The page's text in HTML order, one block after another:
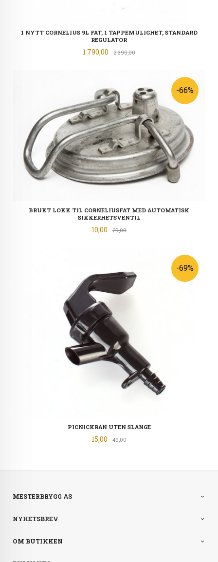
1 NYTT CORNELIUS 9L FAT, 1 TAPPEMULIGHET, STANDARD
REGULATOR
Tilbud
1 790,00 2 390,00Rabatt
BRUKT LOKK TIL CORNELIUSFAT MED AUTOMATISK
SIKKERHETSVENTIL
Tilbud
10,00 29,00Rabatt
-66%
PICNICKRAN UTEN SLANGE
Tilbud
15,00 49,00Rabatt
-69%
MESTERBRYGG AS
NYHETSBREV
OM BUTIKKEN